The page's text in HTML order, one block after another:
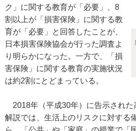
ク」に関する教育が「必要」、8
割以上が「損害保険」に関する教
育が「必要」と回答したことが、
日本損害保険協会が行った調査よ
り明らかになった。一方で、「損
害保険」に関する教育の実施状況
は約2割にとどまっている。
2018年（平成30年）に告示された
解説では、生活上のリスクに対する